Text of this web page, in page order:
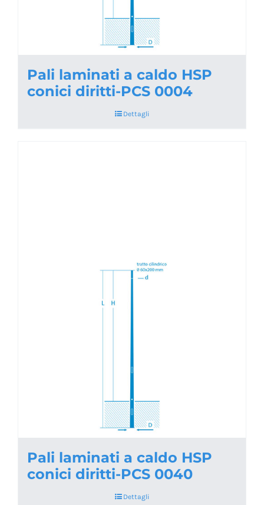
Pali laminati a caldo HSP
conici diritti-PCS 0004
Dettagli
Pali laminati a caldo HSP
conici diritti-PCS 0040
Dettagli